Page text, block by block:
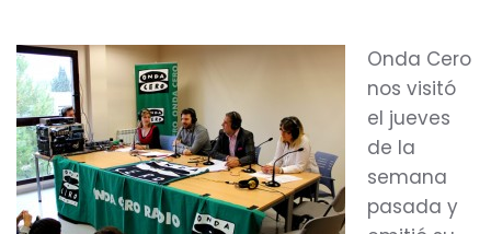
Onda Cero
nos visitó
el jueves
de la
semana
pasada y